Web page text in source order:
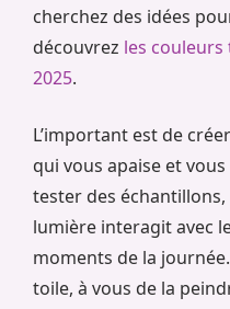
cherchez des idées
découvrez les
2025.
L’important est de
qui vous apaise et
tester des
lumière interagit avec
moments de la
toile, à vous de la